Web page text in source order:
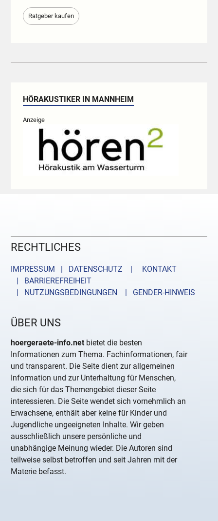
Ratgeber kaufen
HÖRAKUSTIKER IN MANNHEIM
Anzeige
RECHTLICHES
IMPRESSUM | DATENSCHUTZ |
KONTAKT
| BARRIEREFREIHEIT
| NUTZUNGSBEDINGUNGEN
| GENDER-HINWEIS
ÜBER UNS
hoergeraete-info.net bietet die besten
Informationen zum Thema. Fachinformationen, fair
und transparent. Die Seite dient zur allgemeinen
Information und zur Unterhaltung für Menschen,
die sich für das Themengebiet dieser Seite
interessieren. Die Seite wendet sich vornehmlich an
Erwachsene, enthält aber keine für Kinder und
Jugendliche ungeeigneten Inhalte. Wir geben
ausschließlich unsere persönliche und
unabhängige Meinung wieder. Die Autoren sind
teilweise selbst betroffen und seit Jahren mit der
Materie befasst.